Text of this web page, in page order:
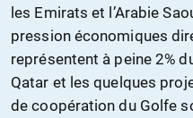
les Emirats et l’Arabie
pression économiques
représentent à peine 2%
Qatar et les quelques
de coopération du Golfe